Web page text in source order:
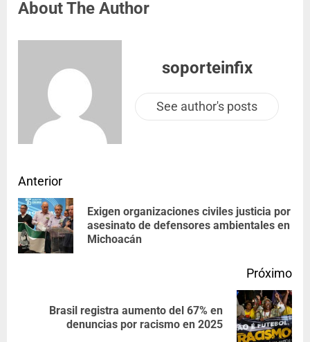
About The Author
soporteinfix
See author's posts
Anterior
Exigen organizaciones civiles justicia por
asesinato de defensores ambientales en
Michoacán
Próximo
Brasil registra aumento del 67% en
denuncias por racismo en 2025